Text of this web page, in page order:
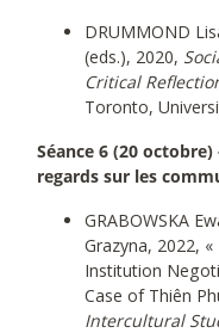
DRUMMOND
(eds.), 2020,
Critical
Toronto,
Séance 6 (20
regards sur les
GRABOWSKA
Grazyna, 2022,
Institution
Case of Thiên
Intercultural